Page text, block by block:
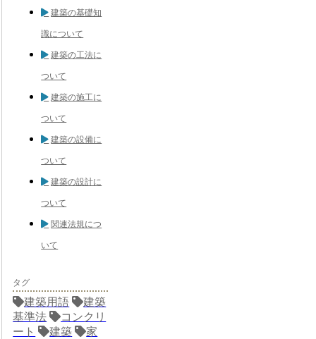
建築の基礎知
識について
建築の工法に
ついて
建築の施工に
ついて
建築の設備に
ついて
建築の設計に
ついて
関連法規につ
いて
タグ
建築用語
建築
基準法
コンクリ
ート
建築
家